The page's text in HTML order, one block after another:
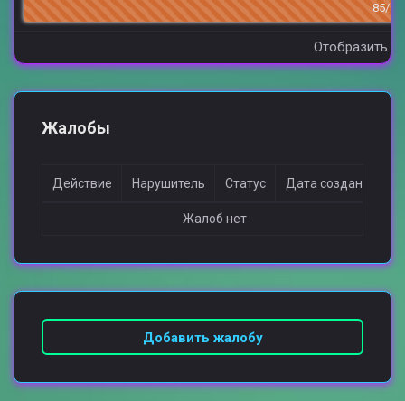
85/
Отобразить
Жалобы
Действие Нарушитель Статус Дата создания
Жалоб нет
Добавить жалобу